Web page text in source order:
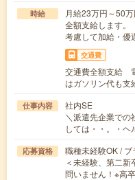
時給
月給23万円～50
全額支給します
考慮して加給・優
交通費
交通費全額支給
はガソリン代も支
仕事内容
社内SE
＼派遣先企業での
しては・・。・
応募資格
職種未経験OK /
＜未経験、第二
問いません！※高